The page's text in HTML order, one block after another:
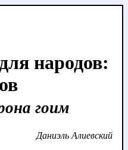
народов:
гоим
Даниэль Алиевский